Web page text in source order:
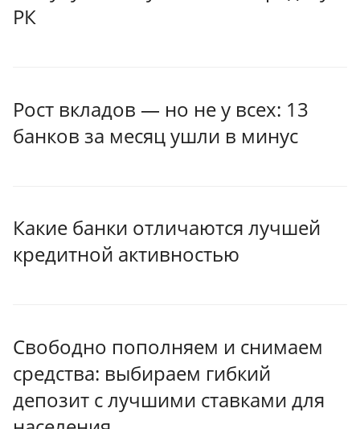
РК
Рост вкладов — но не у всех: 13
банков за месяц ушли в минус
Какие банки отличаются лучшей
кредитной активностью
Свободно пополняем и снимаем
средства: выбираем гибкий
депозит с лучшими ставками для